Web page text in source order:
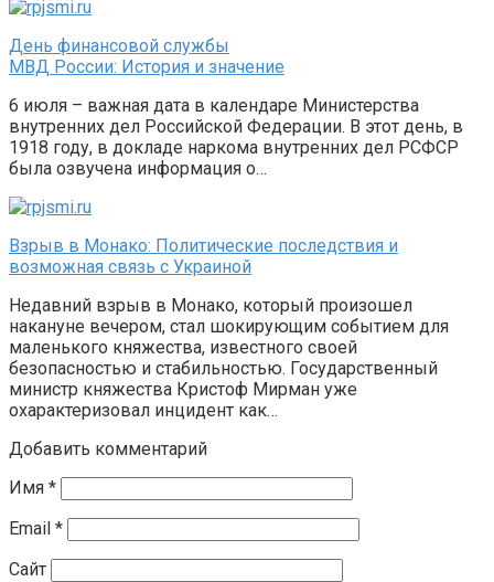
День финансовой службы
МВД России: История и значение
6 июля – важная дата в календаре Министерства
внутренних дел Российской Федерации. В этот день, в
1918 году, в докладе наркома внутренних дел РСФСР
была озвучена информация о…
Взрыв в Монако: Политические последствия и
возможная связь с Украиной
Недавний взрыв в Монако, который произошел
накануне вечером, стал шокирующим событием для
маленького княжества, известного своей
безопасностью и стабильностью. Государственный
министр княжества Кристоф Мирман уже
охарактеризовал инцидент как…
Добавить комментарий
Имя *
Email *
Сайт